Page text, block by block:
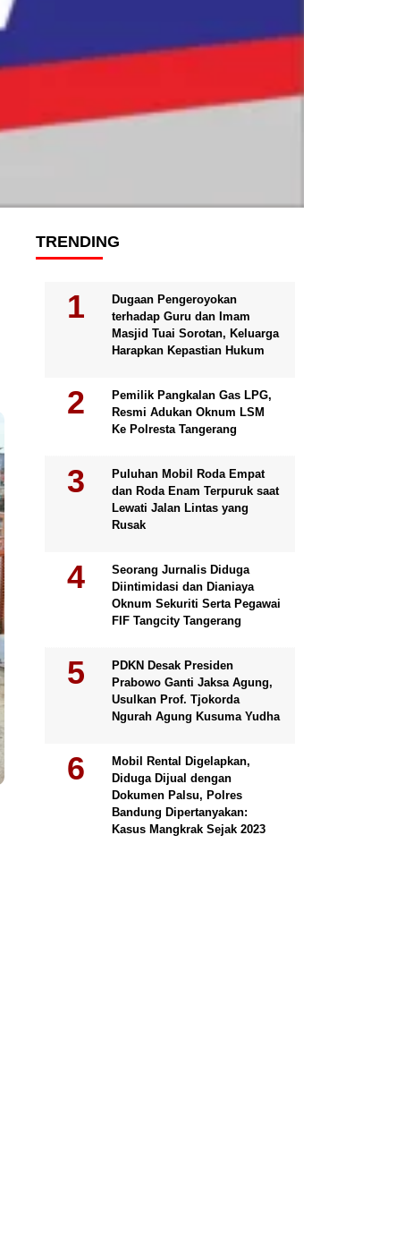
TRENDING
Dugaan Pengeroyokan
terhadap Guru dan Imam
Masjid Tuai Sorotan, Keluarga
Harapkan Kepastian Hukum
Pemilik Pangkalan Gas LPG,
Resmi Adukan Oknum LSM
Ke Polresta Tangerang
Puluhan Mobil Roda Empat
dan Roda Enam Terpuruk saat
Lewati Jalan Lintas yang
Rusak
Seorang Jurnalis Diduga
Diintimidasi dan Dianiaya
Oknum Sekuriti Serta Pegawai
FIF Tangcity Tangerang
PDKN Desak Presiden
Prabowo Ganti Jaksa Agung,
Usulkan Prof. Tjokorda
Ngurah Agung Kusuma Yudha
Mobil Rental Digelapkan,
Diduga Dijual dengan
Dokumen Palsu, Polres
Bandung Dipertanyakan:
Kasus Mangkrak Sejak 2023